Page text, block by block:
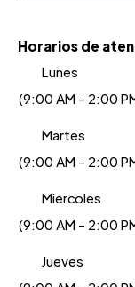
Horarios de
Lunes
(9:00 AM - 2:00
Martes
(9:00 AM - 2:00
Miercoles
(9:00 AM - 2:00
Jueves